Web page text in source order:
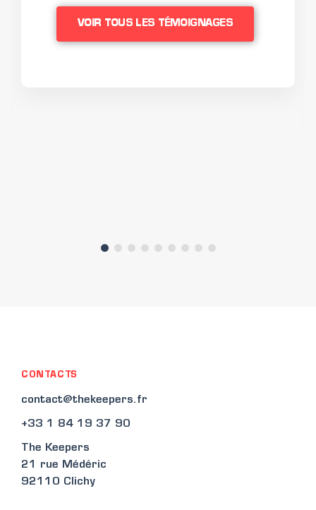
VOIR TOUS LES TÉMOIGNAGES
CONTACTS
contact@thekeepers.fr
+33 1 84 19 37 90
The Keepers
21 rue Médéric
92110 Clichy